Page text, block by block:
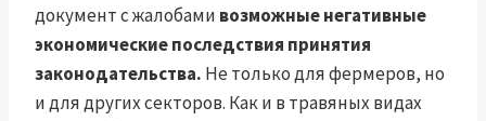
документ с жалобами возможные негативные
экономические последствия принятия
законодательства. Не только для фермеров, но
и для других секторов. Как и в травяных видах